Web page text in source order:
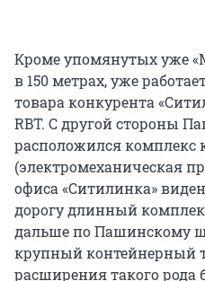
Кроме упомянутых уже
в 150 метрах, уже
товара конкурента
RBT. С другой стороны
расположился
(электромеханическая
офиса «Ситилинка»
дорогу длинный
дальше по Пашинскому
крупный контейнерный
расширения такого рода